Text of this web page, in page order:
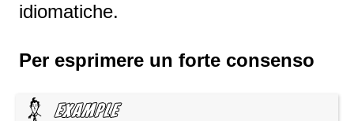
idiomatiche.
Per esprimere un forte consenso